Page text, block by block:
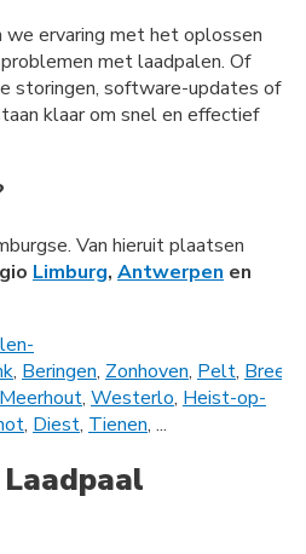
ervaring met het oplossen
met laadpalen. Of
storingen, software-updates of
klaar om snel en effectief
Van hieruit plaatsen
Limburg, Antwerpen en
, Beringen, Zonhoven, Pelt, Bree
Meerhout, Westerlo, Heist-op-
, Diest, Tienen, ...